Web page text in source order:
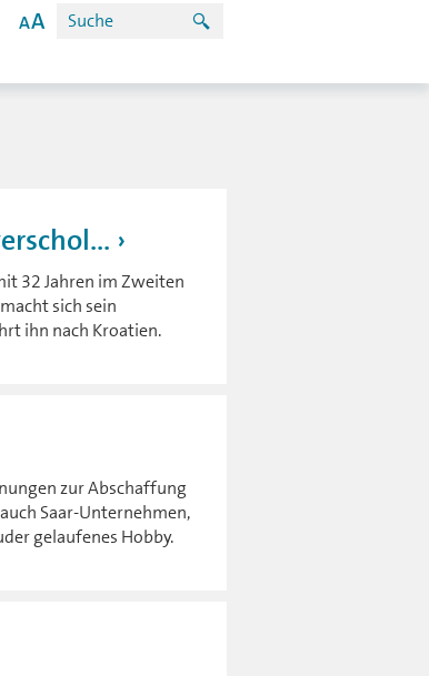
32 Jahren im Zweiten
sich sein
ihn nach Kroatien.
zur Abschaffung
Saar-Unternehmen,
gelaufenes Hobby.